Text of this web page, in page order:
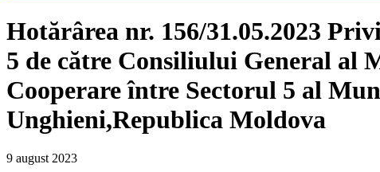
Hotărârea nr. 156/31.05.2023
5 de către Consiliului General al
Cooperare între Sectorul 5 al
Unghieni,Republica Moldova
9 august 2023